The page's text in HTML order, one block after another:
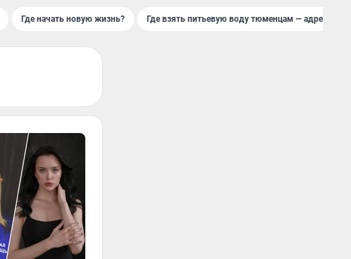
Где начать новую жизнь? Где взять питьевую воду тюменцам — адреса